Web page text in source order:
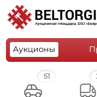
Аукционы
51